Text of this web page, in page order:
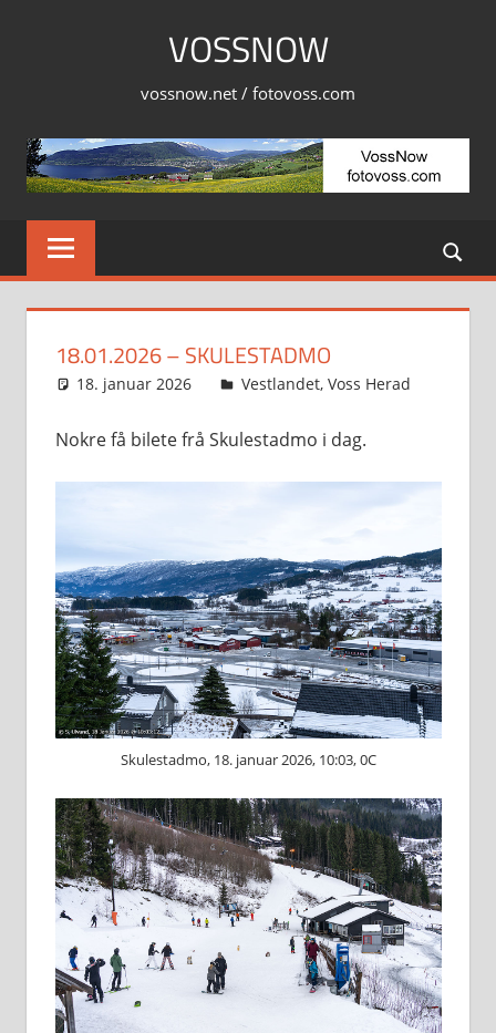
VOSSNOW
vossnow.net / fotovoss.com
18.01.2026 – SKULESTADMO
18. januar 2026 Svein
Vestlandet, Voss Herad
Nokre få bilete frå Skulestadmo i dag.
Skulestadmo, 18. januar 2026, 10:03, 0C